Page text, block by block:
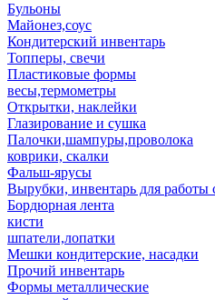
Бульоны
Майонез,соус
Кондитерский инвентарь
Топперы, свечи
Пластиковые формы
весы,термометры
Открытки, наклейки
Глазирование и сушка
Палочки,шампуры,проволока
коврики, скалки
Фальш-ярусы
Вырубки, инвентарь для работы
Бордюрная лента
кисти
шпатели,лопатки
Мешки кондитерские, насадки
Прочий инвентарь
Формы металлические